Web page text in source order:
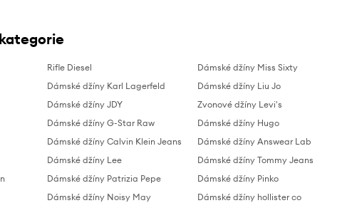
Rifle Diesel
Dámské džíny Karl Lagerfeld
Dámské džíny JDY
Dámské džíny G-Star Raw
Dámské džíny Calvin Klein Jeans
Dámské džíny Lee
Dámské džíny Patrizia Pepe
Dámské džíny Noisy May
Dámské džíny Miss Sixty
Dámské džíny Liu Jo
Zvonové džíny Levi's
Dámské džíny Hugo
Dámské džíny Answear Lab
Dámské džíny Tommy Jeans
Dámské džíny Pinko
Dámské džíny hollister co